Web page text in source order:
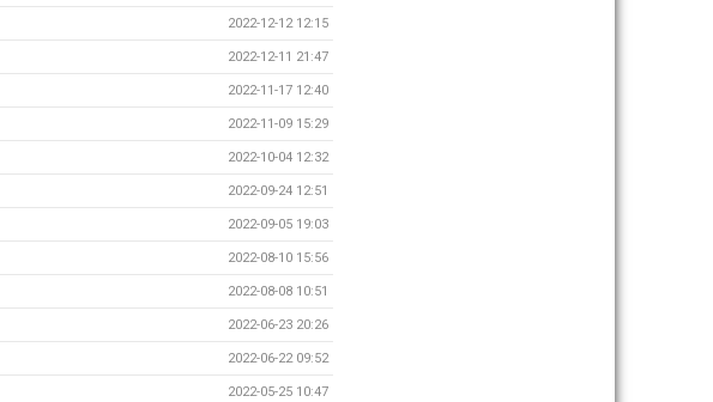
2022-12-12 12:15
2022-12-11 21:47
2022-11-17 12:40
2022-11-09 15:29
2022-10-04 12:32
2022-09-24 12:51
2022-09-05 19:03
2022-08-10 15:56
2022-08-08 10:51
2022-06-23 20:26
2022-06-22 09:52
2022-05-25 10:47